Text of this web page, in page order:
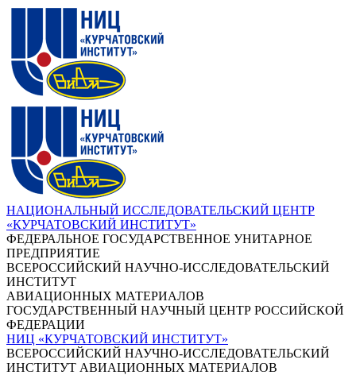
НАЦИОНАЛЬНЫЙ ИССЛЕДОВАТЕЛЬСКИЙ ЦЕНТР
«КУРЧАТОВСКИЙ ИНСТИТУТ»
ФЕДЕРАЛЬНОЕ ГОСУДАРСТВЕННОЕ УНИТАРНОЕ
ПРЕДПРИЯТИЕ
ВСЕРОССИЙСКИЙ НАУЧНО-ИССЛЕДОВАТЕЛЬСКИЙ
ИНСТИТУТ
АВИАЦИОННЫХ МАТЕРИАЛОВ
ГОСУДАРСТВЕННЫЙ НАУЧНЫЙ ЦЕНТР РОССИЙСКОЙ
ФЕДЕРАЦИИ
НИЦ «КУРЧАТОВСКИЙ ИНСТИТУТ»
ВСЕРОССИЙСКИЙ НАУЧНО-ИССЛЕДОВАТЕЛЬСКИЙ
ИНСТИТУТ АВИАЦИОННЫХ МАТЕРИАЛОВ